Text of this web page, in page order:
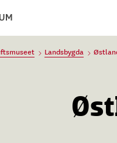
Landsbygda